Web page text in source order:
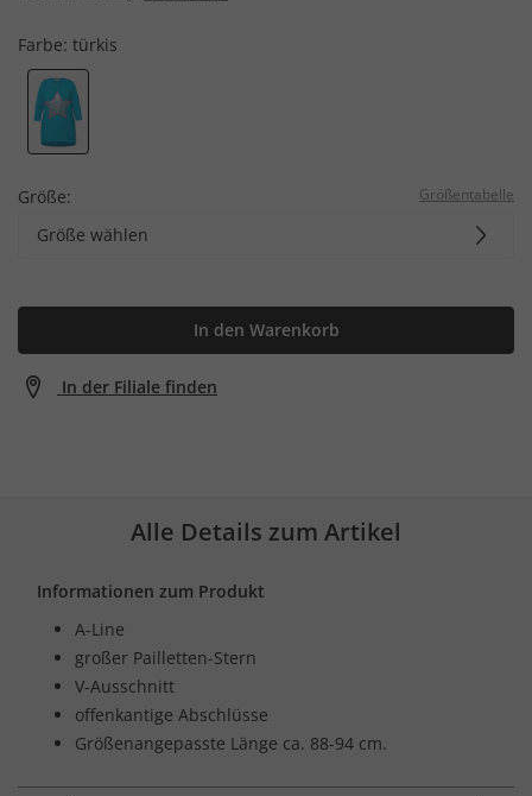
Farbe: türkis
Größe: Größentabelle
Größe wählen
In den Warenkorb
In der Filiale finden
Alle Details zum Artikel
Informationen zum Produkt
A-Line
großer Pailletten-Stern
V-Ausschnitt
offenkantige Abschlüsse
Größenangepasste Länge ca. 88-94 cm.